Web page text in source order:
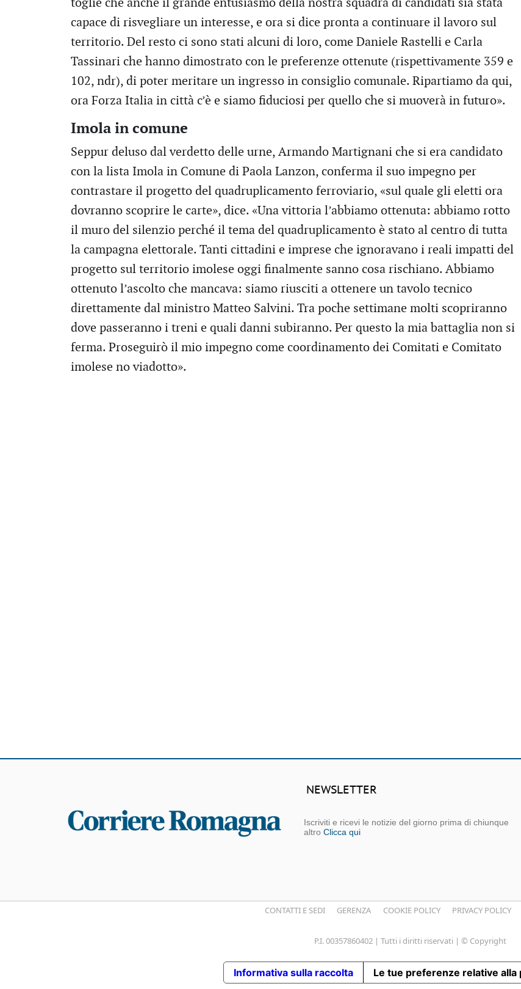
toglie che anche il grande entusiasmo della nostra squadra di candidati sia stata
capace di risvegliare un interesse, e ora si dice pronta a continuare il lavoro sul
territorio. Del resto ci sono stati alcuni di loro, come Daniele Rastelli e Carla
Tassinari che hanno dimostrato con le preferenze ottenute (rispettivamente 359 e
102, ndr), di poter meritare un ingresso in consiglio comunale. Ripartiamo da qui,
ora Forza Italia in città c’è e siamo fiduciosi per quello che si muoverà in futuro».
Imola in comune
Seppur deluso dal verdetto delle urne, Armando Martignani che si era candidato
con la lista Imola in Comune di Paola Lanzon, conferma il suo impegno per
contrastare il progetto del quadruplicamento ferroviario, «sul quale gli eletti ora
dovranno scoprire le carte», dice. «Una vittoria l’abbiamo ottenuta: abbiamo rotto
il muro del silenzio perché il tema del quadruplicamento è stato al centro di tutta
la campagna elettorale. Tanti cittadini e imprese che ignoravano i reali impatti del
progetto sul territorio imolese oggi finalmente sanno cosa rischiano. Abbiamo
ottenuto l’ascolto che mancava: siamo riusciti a ottenere un tavolo tecnico
direttamente dal ministro Matteo Salvini. Tra poche settimane molti scopriranno
dove passeranno i treni e quali danni subiranno. Per questo la mia battaglia non si
ferma. Proseguirò il mio impegno come coordinamento dei Comitati e Comitato
imolese no viadotto».
NEWSLETTER
Iscriviti e ricevi le notizie del giorno prima di chiunque
altro Clicca qui
CONTATTI E SEDI GERENZA COOKIE POLICY PRIVACY POLICY
P.I. 00357860402 | Tutti i diritti riservati | © Copyright
Informativa sulla raccolta Le tue preferenze relative alla